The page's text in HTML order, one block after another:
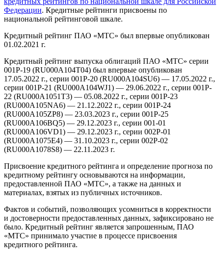
Федерации. Кредитные рейтинги присвоены по
национальной рейтинговой шкале.
Кредитный рейтинг ПАО «МТС» был впервые опубликован
01.02.2021 г.
Кредитный рейтинг выпуска облигаций ПАО «МТС» серии
001P-19 (RU000A104T04) был впервые опубликован
17.05.2022 г., серии 001P-20 (RU000A104SU6) — 17.05.2022 г.,
серии 001P-21 (RU000A104WJ1) — 29.06.2022 г., серии 001P-
22 (RU000A1051T3) — 05.08.2022 г., серии 001P-23
(RU000A105NA6) — 21.12.2022 г., серии 001P-24
(RU000A105ZP8) — 23.03.2023 г., серии 001P-25
(RU000A106BQ5) — 29.12.2023 г., серии 001-01
(RU000A106VD1) — 29.12.2023 г., серии 002Р-01
(RU000A1075E4) — 31.10.2023 г., серии 002Р-02
(RU000A1078S8) — 22.11.2023 г.
Присвоение кредитного рейтинга и определение прогноза по
кредитному рейтингу основываются на информации,
предоставленной ПАО «МТС», а также на данных и
материалах, взятых из публичных источников.
Фактов и событий, позволяющих усомниться в корректности
и достоверности предоставленных данных, зафиксировано не
было. Кредитный рейтинг является запрошенным, ПАО
«МТС» принимало участие в процессе присвоения
кредитного рейтинга.